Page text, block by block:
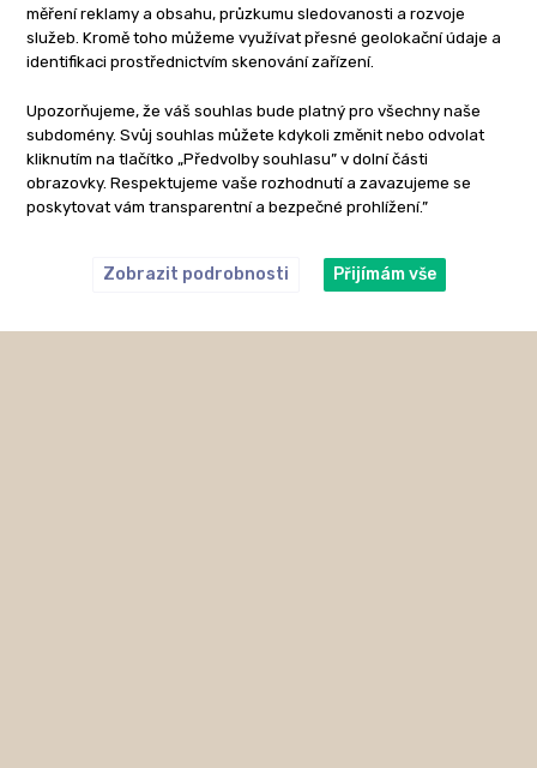
měření reklamy a obsahu, průzkumu sledovanosti a rozvoje
služeb. Kromě toho můžeme využívat přesné geolokační údaje a
identifikaci prostřednictvím skenování zařízení.
Upozorňujeme, že váš souhlas bude platný pro všechny naše
subdomény. Svůj souhlas můžete kdykoli změnit nebo odvolat
kliknutím na tlačítko „Předvolby souhlasu” v dolní části
obrazovky. Respektujeme vaše rozhodnutí a zavazujeme se
poskytovat vám transparentní a bezpečné prohlížení.”
Zobrazit podrobnosti Přijímám vše